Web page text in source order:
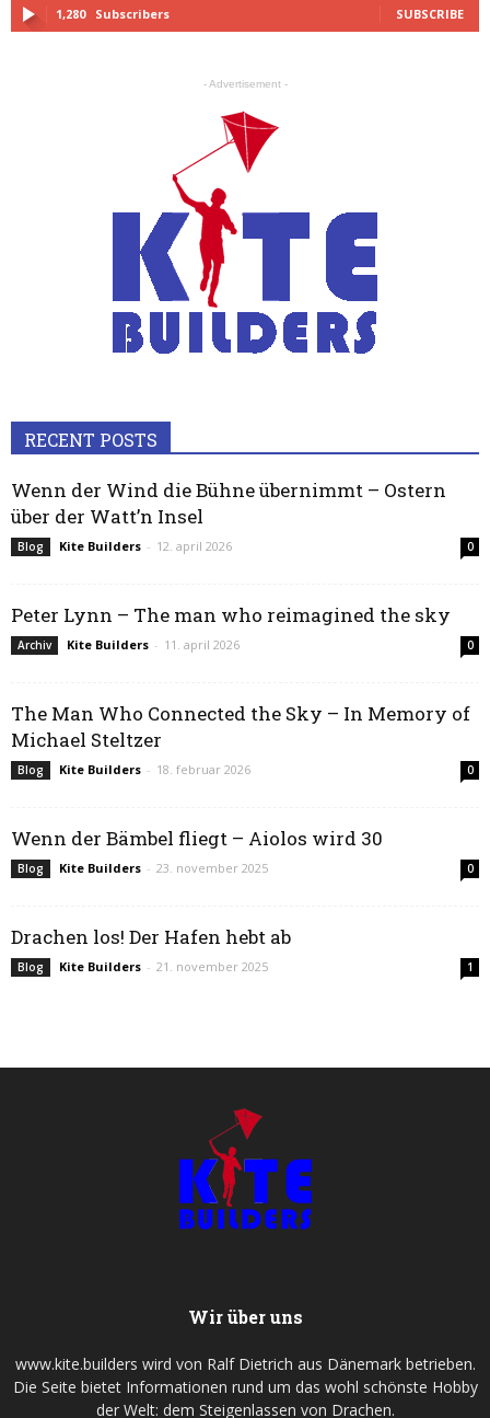
1,280 Subscribers SUBSCRIBE
- Advertisement -
RECENT POSTS
Wenn der Wind die Bühne übernimmt – Ostern
über der Watt’n Insel
Blog Kite Builders - 12. april 2026 0
Peter Lynn – The man who reimagined the sky
Archiv Kite Builders - 11. april 2026 0
The Man Who Connected the Sky – In Memory of
Michael Steltzer
Blog Kite Builders - 18. februar 2026 0
Wenn der Bämbel fliegt – Aiolos wird 30
Blog Kite Builders - 23. november 2025 0
Drachen los! Der Hafen hebt ab
Blog Kite Builders - 21. november 2025 1
Wir über uns
www.kite.builders wird von Ralf Dietrich aus Dänemark betrieben.
Die Seite bietet Informationen rund um das wohl schönste Hobby
der Welt: dem Steigenlassen von Drachen.